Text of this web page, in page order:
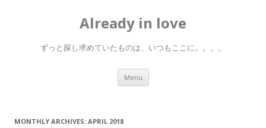
Already in love
ずっと探し求めていたものは、いつもここに。。。。
Menu Skip
content
MONTHLY ARCHIVES: APRIL 2018